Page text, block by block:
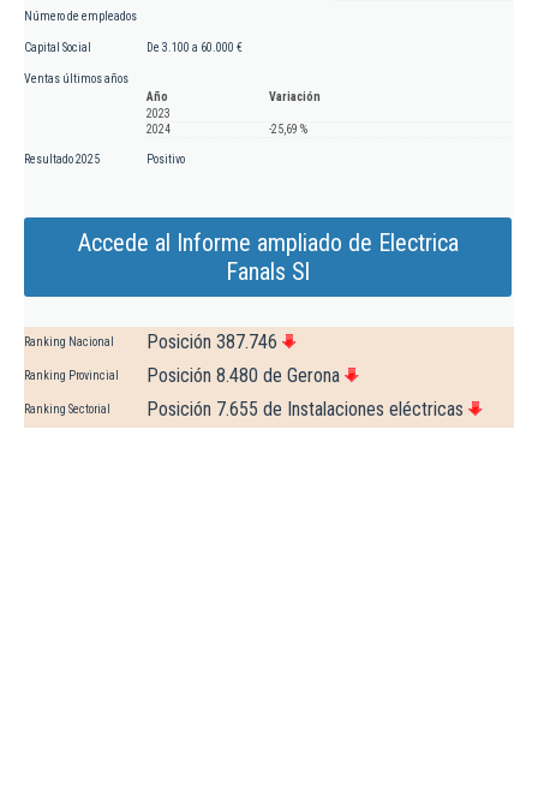
Número de empleados
Capital Social De 3.100 a 60.000 €
Ventas últimos años
Año
Variación
2023
2024
-25,69 %
Resultado 2025 Positivo
Accede al Informe ampliado de Electrica
Fanals Sl
Ranking Nacional Posición 387.746
Ranking Provincial Posición 8.480 de Gerona
Ranking Sectorial Posición 7.655 de Instalaciones eléctricas